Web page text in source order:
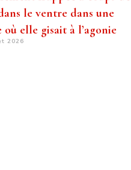
le ventre dans une
elle gisait à l’agonie
2026